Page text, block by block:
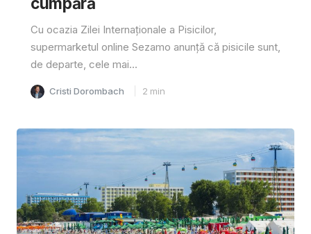
Cu ocazia Zilei Internaționale a Pisicilor,
supermarketul online Sezamo anunță că pisicile sunt,
de departe, cele mai...
Cristi Dorombach 2 min